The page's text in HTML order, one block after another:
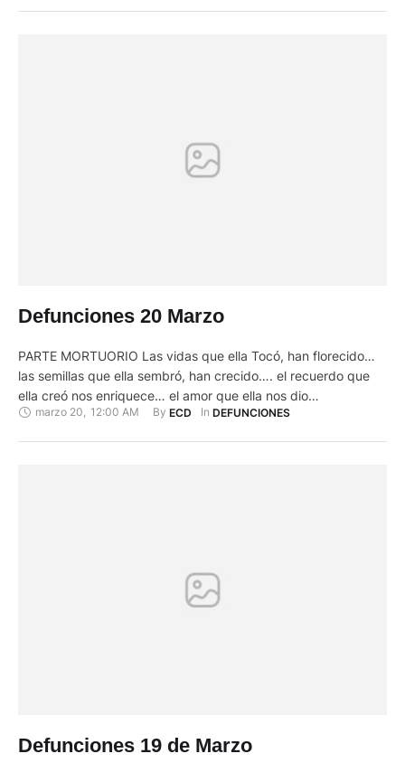
Defunciones 20 Marzo
PARTE MORTUORIO Las vidas que ella Tocó, han florecido…
las semillas que ella sembró, han crecido…. el recuerdo que
ella creó nos enriquece… el amor que ella nos dio
permanece.... Dadle el gozo eterno a quien en vida fue:
marzo 20, 12:00 AM By ECD In DEFUNCIONES
Defunciones 19 de Marzo